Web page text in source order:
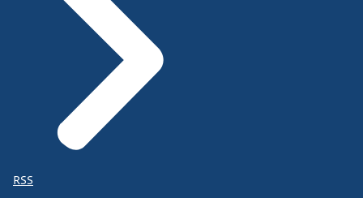
RSS